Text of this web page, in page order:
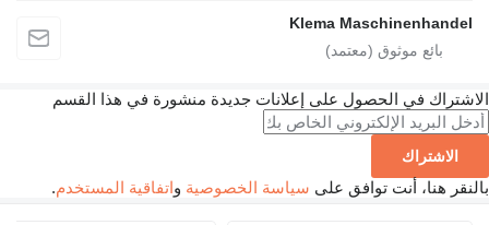
Klema Maschinenhandel
الاشتراك في الحصول على إعلانات جديدة منشورة في هذا القسم
الاشتراك
بالنقر هنا، أنت توافق على سياسة الخصوصية واتفاقية المستخدم.